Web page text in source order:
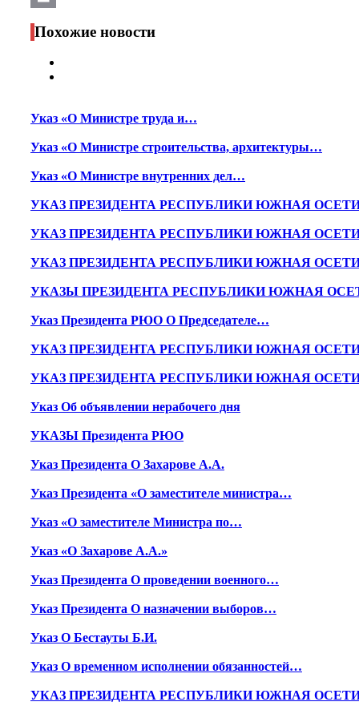
Print
Похожие новости
Указ «О Министре труда и…
Указ «О Министре строительства, архитектуры…
Указ «О Министре внутренних дел…
УКАЗ ПРЕЗИДЕНТА РЕСПУБЛИКИ ЮЖНАЯ
УКАЗ ПРЕЗИДЕНТА РЕСПУБЛИКИ ЮЖНАЯ
УКАЗ ПРЕЗИДЕНТА РЕСПУБЛИКИ ЮЖНАЯ
УКАЗЫ ПРЕЗИДЕНТА РЕСПУБЛИКИ ЮЖНАЯ
Указ Президента РЮО О Председателе…
УКАЗ ПРЕЗИДЕНТА РЕСПУБЛИКИ ЮЖНАЯ
УКАЗ ПРЕЗИДЕНТА РЕСПУБЛИКИ ЮЖНАЯ
Указ Об объявлении нерабочего дня
УКАЗЫ Президента РЮО
Указ Президента О Захарове А.А.
Указ Президента «О заместителе министра…
Указ «О заместителе Министра по…
Указ «О Захарове А.А.»
Указ Президента О проведении военного…
Указ Президента О назначении выборов…
Указ О Бестауты Б.И.
Указ О временном исполнении обязанностей…
УКАЗ ПРЕЗИДЕНТА РЕСПУБЛИКИ ЮЖНАЯ